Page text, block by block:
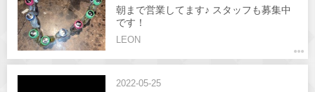
朝まで営業してます♪ スタッフも募集中
です！
LEON
2022-05-25